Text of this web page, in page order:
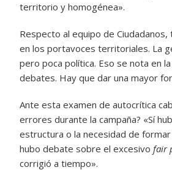
territorio y homogénea».
Respecto al equipo de
en los portavoces territoriales. La
pero poca política. Eso se nota en
debates. Hay que dar una mayor
Ante esta examen de autocrítica
errores durante la campaña? «Sí
estructura o la necesidad de
hubo debate sobre el excesivo fair
corrigió a tiempo».